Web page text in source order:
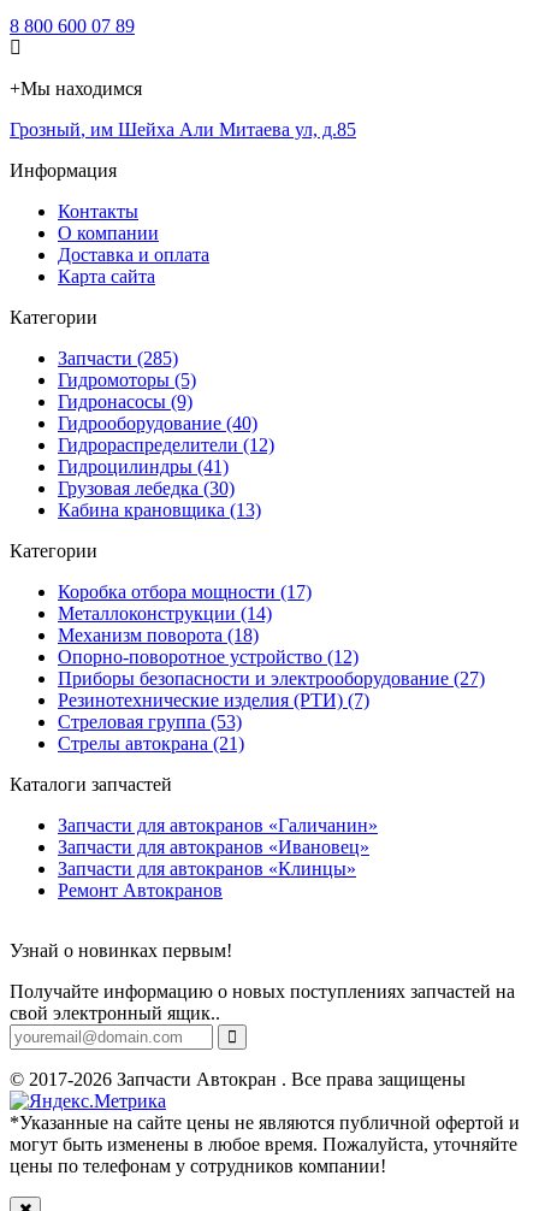
8 800 600 07 89
+Мы находимся
Грозный, им Шейха Али Митаева ул, д.85
Информация
Контакты
О компании
Доставка и оплата
Карта сайта
Категории
Запчасти (285)
Гидромоторы (5)
Гидронасосы (9)
Гидрооборудование (40)
Гидрораспределители (12)
Гидроцилиндры (41)
Грузовая лебедка (30)
Кабина крановщика (13)
Категории
Коробка отбора мощности (17)
Металлоконструкции (14)
Механизм поворота (18)
Опорно-поворотное устройство (12)
Приборы безопасности и электрооборудование (27)
Резинотехнические изделия (РТИ) (7)
Стреловая группа (53)
Стрелы автокрана (21)
Каталоги запчастей
Запчасти для автокранов «Галичанин»
Запчасти для автокранов «Ивановец»
Запчасти для автокранов «Клинцы»
Ремонт Автокранов
Узнай о новинках первым!
Получайте информацию о новых поступлениях запчастей на
свой электронный ящик..
© 2017-2026 Запчасти Автокран . Все права защищены
*Указанные на сайте цены не являются публичной офертой и
могут быть изменены в любое время. Пожалуйста, уточняйте
цены по телефонам у сотрудников компании!